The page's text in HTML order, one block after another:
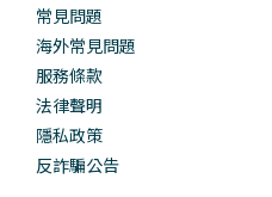
常見問題
海外常見問題
服務條款
法律聲明
隱私政策
反詐騙公告